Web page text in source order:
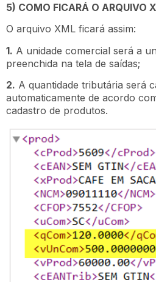
5) COMO FICARÁ O ARQUIVO
O arquivo XML ficará assim:
1. A unidade comercial será a
preenchida na tela de saídas;
2. A quantidade tributária será
automaticamente de acordo
cadastro de produtos.